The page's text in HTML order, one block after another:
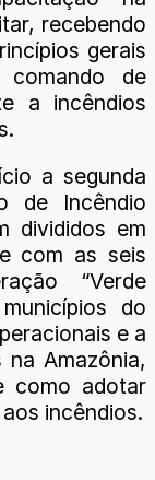
recebendo
gerais
comando de
a incêndios
a segunda
de Incêndio
divididos em
com as seis
“Verde
do
e a
Amazônia,
como adotar
incêndios.